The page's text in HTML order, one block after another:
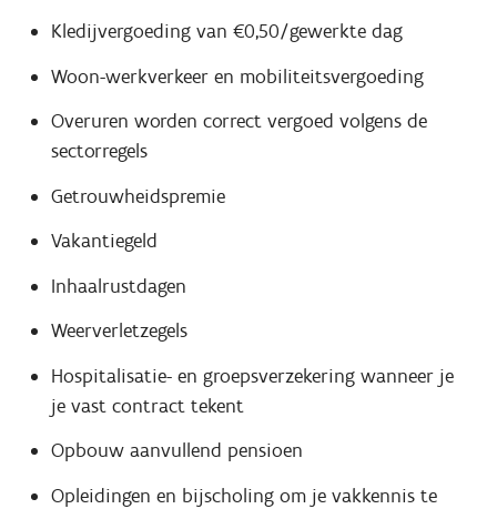
Kledijvergoeding van €0,50/gewerkte dag
Woon-werkverkeer en mobiliteitsvergoeding
Overuren worden correct vergoed volgens de
sectorregels
Getrouwheidspremie
Vakantiegeld
Inhaalrustdagen
Weerverletzegels
Hospitalisatie- en groepsverzekering wanneer je
je vast contract tekent
Opbouw aanvullend pensioen
Opleidingen en bijscholing om je vakkennis te